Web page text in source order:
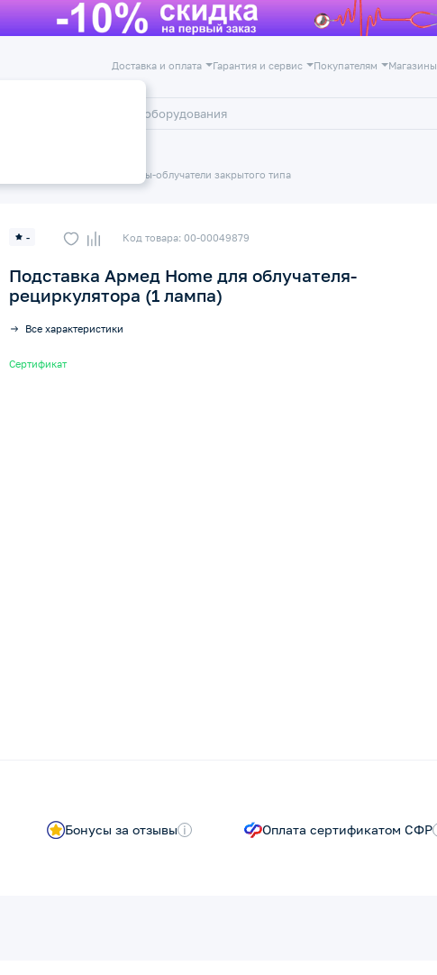
Доставка и оплата Гарантия и сервис Покупателям Магазины
Бактерицидные рециркуляторы-облучатели закрытого типа
- Код товара: 00-00049879
Подставка Армед Home для облучателя-
рециркулятора (1 лампа)
Все характеристики
Сертификат
Бонусы за отзывы i Оплата сертификатом СФР